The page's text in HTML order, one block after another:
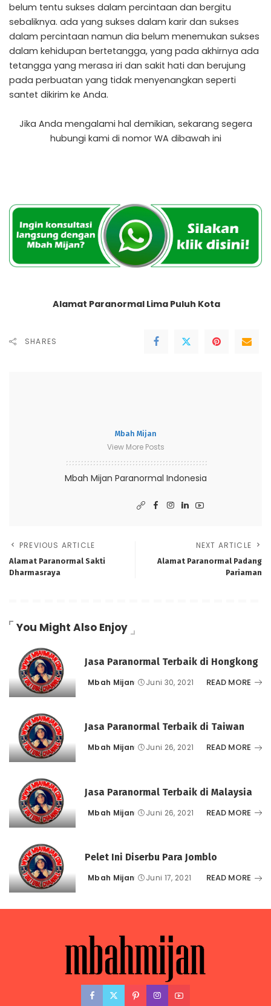
belum tentu sukses dalam percintaan dan bergitu
sebaliknya. ada yang sukses dalam karir dan sukses
dalam percintaan namun dia belum menemukan sukses
dalam kehidupan bertetangga, yang pada akhirnya ada
tetangga yang merasa iri dan sakit hati dan berujung
pada perbuatan yang tidak menyenangkan seperti
santet dikirim ke Anda.
Jika Anda mengalami hal demikian, sekarang segera
hubungi kami di nomor WA dibawah ini
Alamat Paranormal Lima Puluh Kota
SHARES
Mbah Mijan
View More Posts
Mbah Mijan Paranormal Indonesia
PREVIOUS ARTICLE
Alamat Paranormal Sakti
Dharmasraya
NEXT ARTICLE
Alamat Paranormal Padang
Pariaman
You Might Also Enjoy
Jasa Paranormal Terbaik di Hongkong
Posted
Mbah Mijan Juni 30, 2021 READ MORE
Jasa Paranormal Terbaik di Taiwan
Posted
Mbah Mijan Juni 26, 2021 READ MORE
Jasa Paranormal Terbaik di Malaysia
Posted
Mbah Mijan Juni 26, 2021 READ MORE
Pelet Ini Diserbu Para Jomblo
Posted
Mbah Mijan Juni 17, 2021 READ MORE